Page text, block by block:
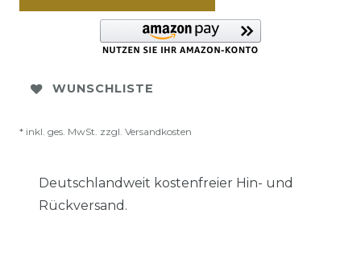
WUNSCHLISTE
* inkl. ges. MwSt. zzgl. Versandkosten
Deutschlandweit kostenfreier Hin- und
Rückversand.